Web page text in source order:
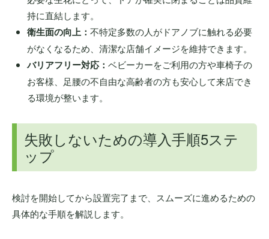
持に直結します。
衛生面の向上： 不特定多数の人がドアノブに触れる必要
がなくなるため、清潔な店舗イメージを維持できます。
バリアフリー対応： ベビーカーをご利用の方や車椅子の
お客様、足腰の不自由な高齢者の方も安心して来店でき
る環境が整います。
失敗しないための導入手順5ステ
ップ
検討を開始してから設置完了まで、スムーズに進めるための
具体的な手順を解説します。